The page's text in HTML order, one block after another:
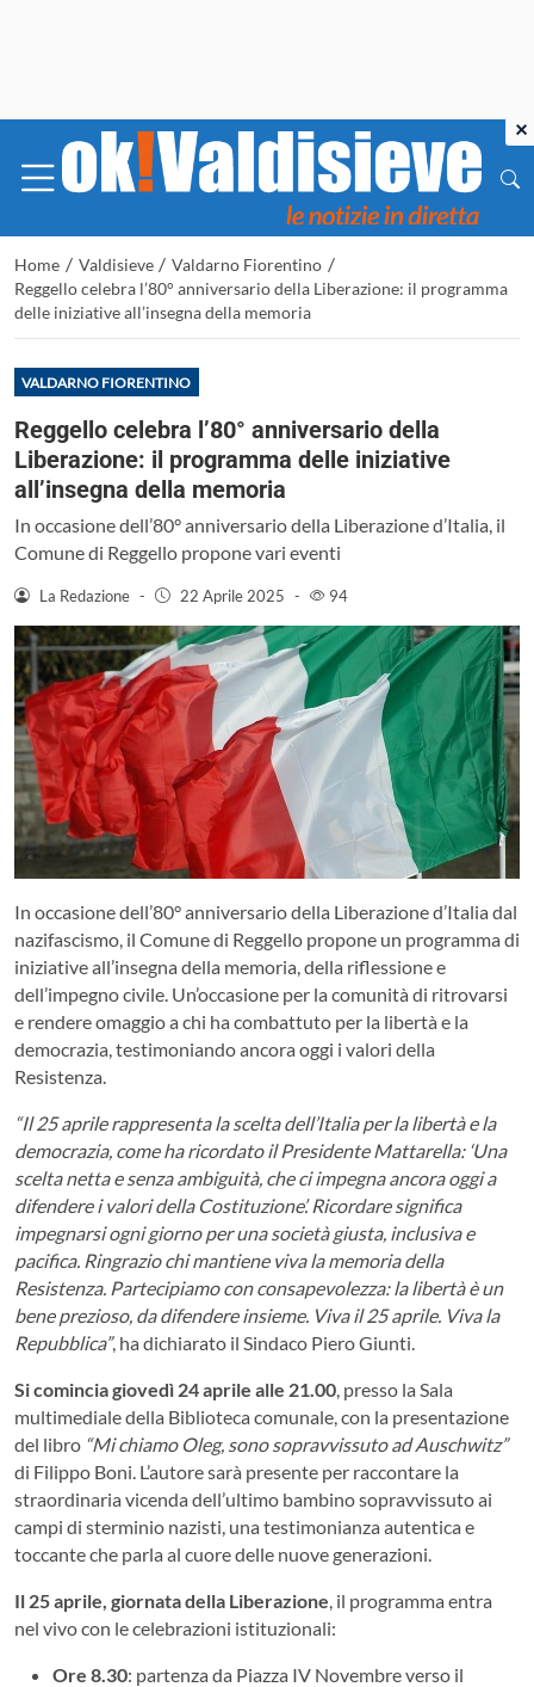
Home / Valdisieve / Valdarno Fiorentino /
Reggello celebra l’80° anniversario della Liberazione: il programma
delle iniziative all’insegna della memoria
VALDARNO FIORENTINO
Reggello celebra l’80° anniversario della
Liberazione: il programma delle iniziative
all’insegna della memoria
In occasione dell’80° anniversario della Liberazione d’Italia, il
Comune di Reggello propone vari eventi
La Redazione - 22 Aprile 2025 - 94
In occasione dell’80° anniversario della Liberazione d’Italia dal
nazifascismo, il Comune di Reggello propone un programma di
iniziative all’insegna della memoria, della riflessione e
dell’impegno civile. Un’occasione per la comunità di ritrovarsi
e rendere omaggio a chi ha combattuto per la libertà e la
democrazia, testimoniando ancora oggi i valori della
Resistenza.
“Il 25 aprile rappresenta la scelta dell’Italia per la libertà e la
democrazia, come ha ricordato il Presidente Mattarella: ‘Una
scelta netta e senza ambiguità, che ci impegna ancora oggi a
difendere i valori della Costituzione’. Ricordare significa
impegnarsi ogni giorno per una società giusta, inclusiva e
pacifica. Ringrazio chi mantiene viva la memoria della
Resistenza. Partecipiamo con consapevolezza: la libertà è un
bene prezioso, da difendere insieme. Viva il 25 aprile. Viva la
Repubblica”, ha dichiarato il Sindaco Piero Giunti.
Si comincia giovedì 24 aprile alle 21.00, presso la Sala
multimediale della Biblioteca comunale, con la presentazione
del libro “Mi chiamo Oleg, sono sopravvissuto ad Auschwitz”
di Filippo Boni. L’autore sarà presente per raccontare la
straordinaria vicenda dell’ultimo bambino sopravvissuto ai
campi di sterminio nazisti, una testimonianza autentica e
toccante che parla al cuore delle nuove generazioni.
Il 25 aprile, giornata della Liberazione, il programma entra
nel vivo con le celebrazioni istituzionali:
Ore 8.30: partenza da Piazza IV Novembre verso il
×